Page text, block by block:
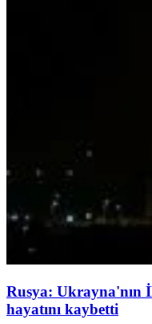
Rusya: Ukrayna'nın
hayatını kaybetti